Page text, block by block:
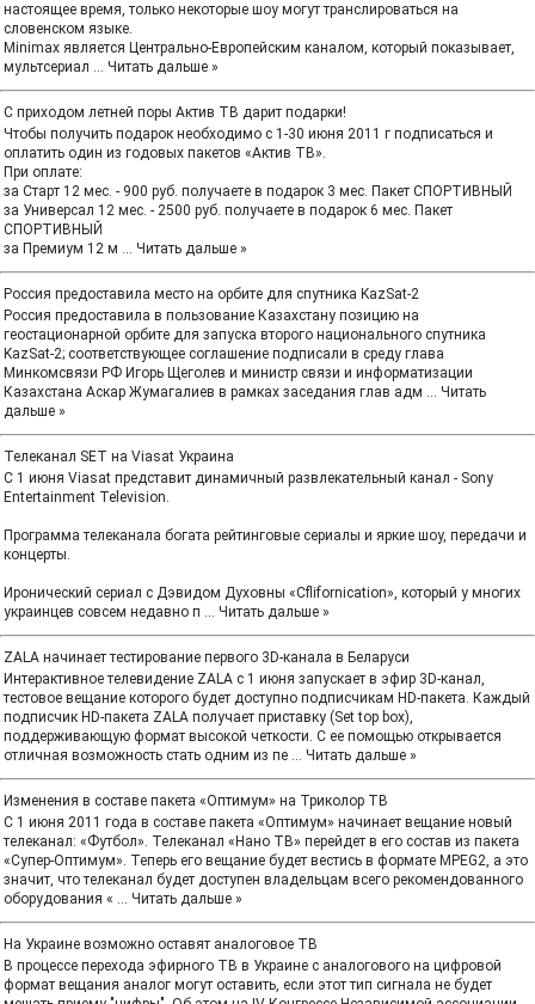
настоящее время, только некоторые шоу могут транслироваться на
словенском языке.
Minimax является Центрально-Европейским каналом, который показывает,
мультсериал ... Читать дальше »
С приходом летней поры Актив ТВ дарит подарки!
Чтобы получить подарок необходимо с 1-30 июня 2011 г подписаться и
оплатить один из годовых пакетов «Актив ТВ».
При оплате:
за Старт 12 мес. - 900 руб. получаете в подарок 3 мес. Пакет СПОРТИВНЫЙ
за Универсал 12 мес. - 2500 руб. получаете в подарок 6 мес. Пакет
СПОРТИВНЫЙ
за Премиум 12 м ... Читать дальше »
Россия предоставила место на орбите для спутника KazSat-2
Россия предоставила в пользование Казахстану позицию на
геостационарной орбите для запуска второго национального спутника
KazSat-2; соответствующее соглашение подписали в среду глава
Минкомсвязи РФ Игорь Щеголев и министр связи и информатизации
Казахстана Аскар Жумагалиев в рамках заседания глав адм ... Читать
дальше »
Телеканал SET на Viasat Украина
С 1 июня Viasat представит динамичный развлекательный канал - Sony
Entertainment Television.
Программа телеканала богата рейтинговые сериалы и яркие шоу, передачи и
концерты.
Иронический сериал с Дэвидом Духовны «Cflifornication», который у многих
украинцев совсем недавно п ... Читать дальше »
ZALA начинает тестирование первого 3D-канала в Беларуси
Интерактивное телевидение ZALA с 1 июня запускает в эфир 3D-канал,
тестовое вещание которого будет доступно подписчикам HD-пакета. Каждый
подписчик HD-пакета ZALA получает приставку (Set top box),
поддерживающую формат высокой четкости. С ее помощью открывается
отличная возможность стать одним из пе ... Читать дальше »
Изменения в составе пакета «Оптимум» на Триколор ТВ
С 1 июня 2011 года в составе пакета «Оптимум» начинает вещание новый
телеканал: «Футбол». Телеканал «Нано ТВ» перейдет в его состав из пакета
«Супер-Оптимум». Теперь его вещание будет вестись в формате MPEG2, а это
значит, что телеканал будет доступен владельцам всего рекомендованного
оборудования « ... Читать дальше »
На Украине возможно оставят аналоговое ТВ
В процессе перехода эфирного ТВ в Украине с аналогового на цифровой
формат вещания аналог могут оставить, если этот тип сигнала не будет